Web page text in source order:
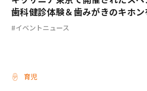
#ベビーニュース
歯科健診体験＆歯みがきのキホ
イベントニュース
育児